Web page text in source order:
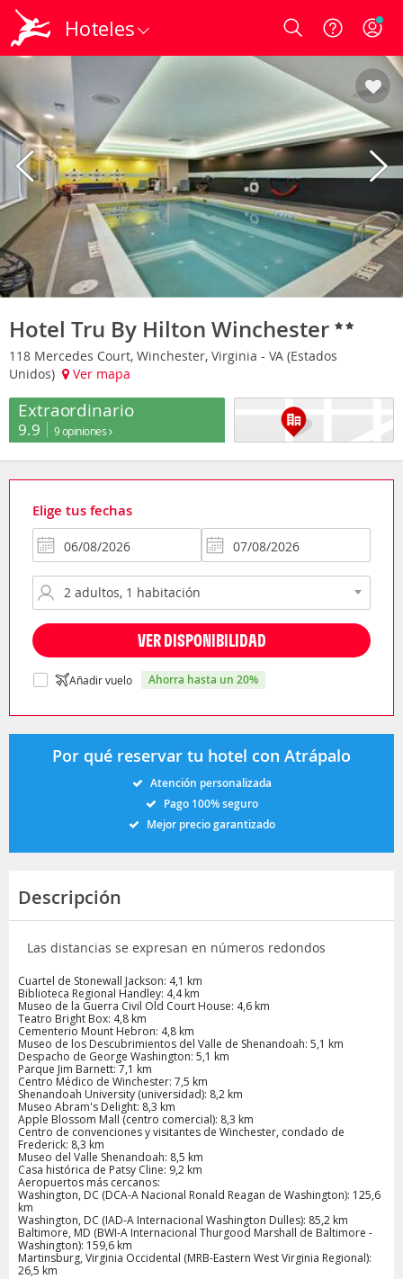
Hoteles Login
Hotel Tru By Hilton Winchester
118 Mercedes Court, Winchester, Virginia - VA (Estados
Unidos)
Ver mapa
Extraordinario
9.9 9 opiniones
Elige tus fechas
VER DISPONIBILIDAD
Añadir vuelo ahorra hasta un 20%
Por qué reservar tu hotel con Atrápalo
Atención personalizada
Pago 100% seguro
Mejor precio garantizado
Descripción
Las distancias se expresan en números redondos
Cuartel de Stonewall Jackson: 4,1 km
Biblioteca Regional Handley: 4,4 km
Museo de la Guerra Civil Old Court House: 4,6 km
Teatro Bright Box: 4,8 km
Cementerio Mount Hebron: 4,8 km
Museo de los Descubrimientos del Valle de Shenandoah: 5,1 km
Despacho de George Washington: 5,1 km
Parque Jim Barnett: 7,1 km
Centro Médico de Winchester: 7,5 km
Shenandoah University (universidad): 8,2 km
Museo Abram's Delight: 8,3 km
Apple Blossom Mall (centro comercial): 8,3 km
Centro de convenciones y visitantes de Winchester, condado de
Frederick: 8,3 km
Museo del Valle Shenandoah: 8,5 km
Casa histórica de Patsy Cline: 9,2 km
Aeropuertos más cercanos:
Washington, DC (DCA-A Nacional Ronald Reagan de Washington): 125,6
km
Washington, DC (IAD-A Internacional Washington Dulles): 85,2 km
Baltimore, MD (BWI-A Internacional Thurgood Marshall de Baltimore -
Washington): 159,6 km
Martinsburg, Virginia Occidental (MRB-Eastern West Virginia Regional):
26,5 km